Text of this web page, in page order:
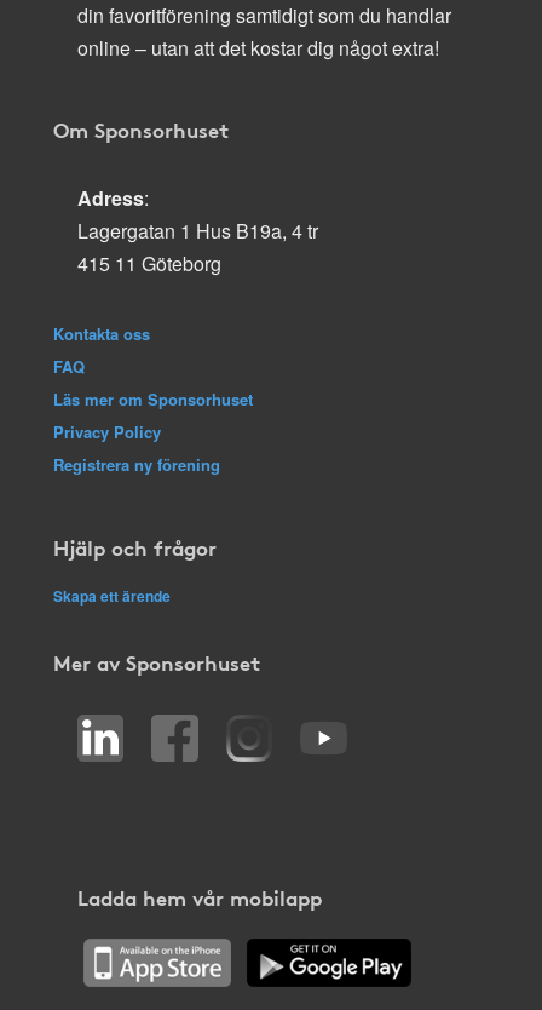
din favoritförening samtidigt som du handlar
online – utan att det kostar dig något extra!
Om Sponsorhuset
Adress:
Lagergatan 1 Hus B19a, 4 tr
415 11 Göteborg
Kontakta oss
FAQ
Läs mer om Sponsorhuset
Privacy Policy
Registrera ny förening
Hjälp och frågor
Skapa ett ärende
Mer av Sponsorhuset
Ladda hem vår mobilapp